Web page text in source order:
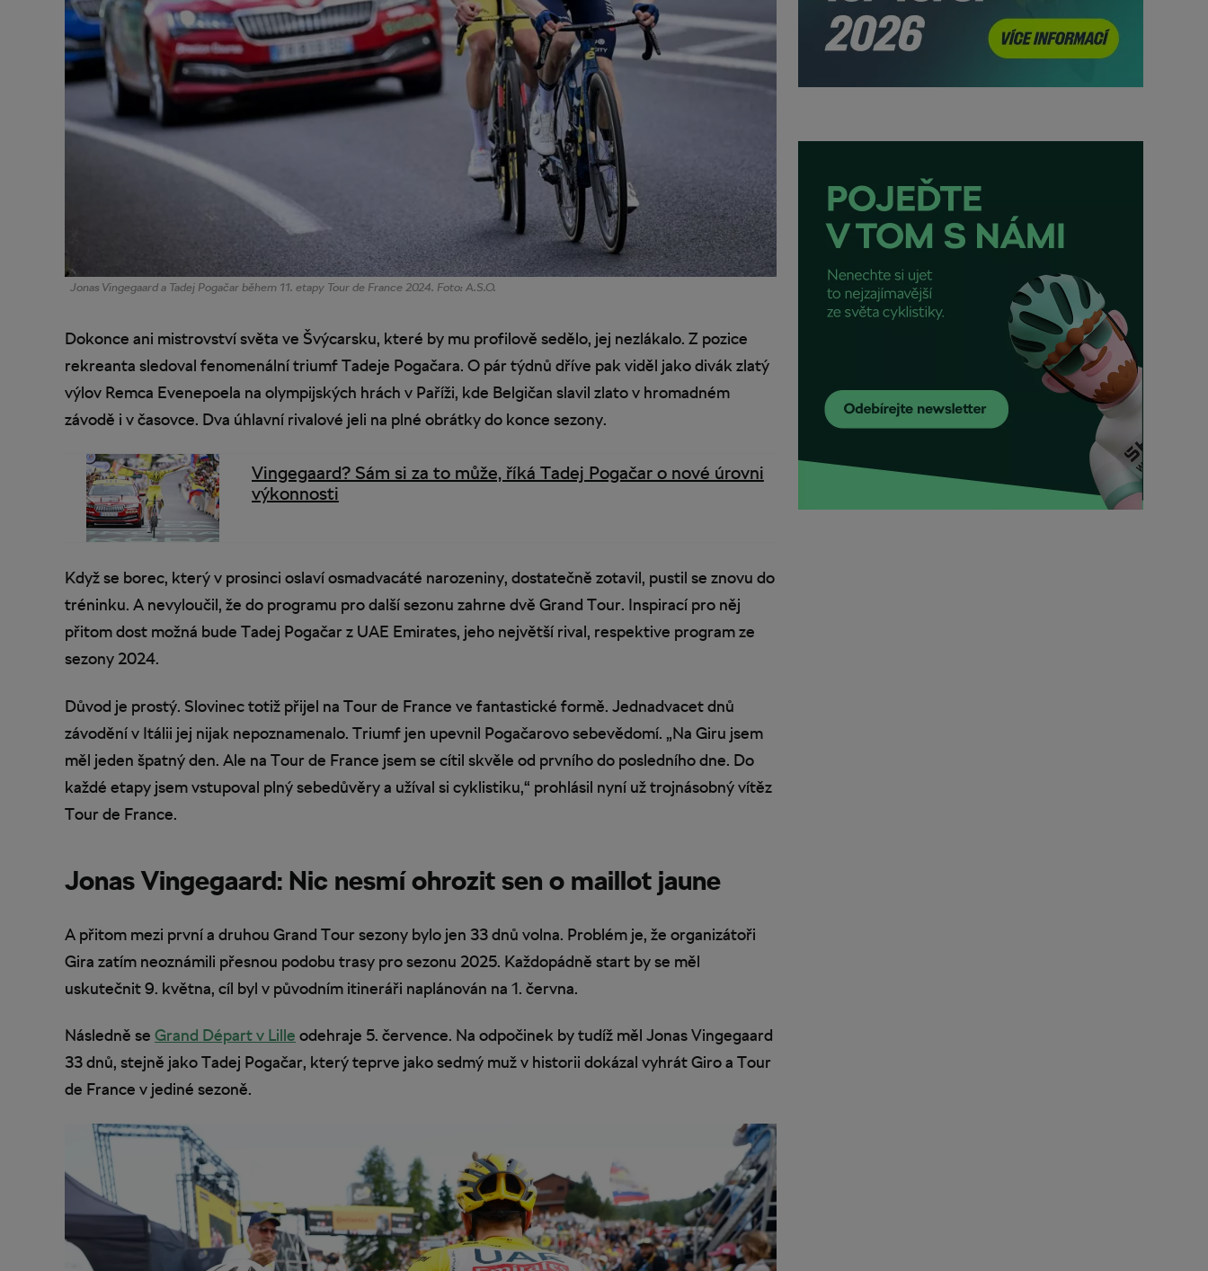
Jonas Vingegaard a Tadej Pogačar během 11. etapy Tour de France 2024. Foto: A.S.O.
Dokonce ani mistrovství světa ve Švýcarsku, které by mu profilově sedělo, jej nezlákalo. Z pozice
rekreanta sledoval fenomenální triumf Tadeje Pogačara. O pár týdnů dříve pak viděl jako divák zlatý
výlov Remca Evenepoela na olympijských hrách v Paříži, kde Belgičan slavil zlato v hromadném
závodě i v časovce. Dva úhlavní rivalové jeli na plné obrátky do konce sezony.
Vingegaard? Sám si za to může, říká Tadej Pogačar o nové úrovni
výkonnosti
Když se borec, který v prosinci oslaví osmadvacáté narozeniny, dostatečně zotavil, pustil se znovu do
tréninku. A nevyloučil, že do programu pro další sezonu zahrne dvě Grand Tour. Inspirací pro něj
přitom dost možná bude Tadej Pogačar z UAE Emirates, jeho největší rival, respektive program ze
sezony 2024.
Důvod je prostý. Slovinec totiž přijel na Tour de France ve fantastické formě. Jednadvacet dnů
závodění v Itálii jej nijak nepoznamenalo. Triumf jen upevnil Pogačarovo sebevědomí. „Na Giru jsem
měl jeden špatný den. Ale na Tour de France jsem se cítil skvěle od prvního do posledního dne. Do
každé etapy jsem vstupoval plný sebedůvěry a užíval si cyklistiku,“ prohlásil nyní už trojnásobný vítěz
Tour de France.
Jonas Vingegaard: Nic nesmí ohrozit sen o maillot jaune
A přitom mezi první a druhou Grand Tour sezony bylo jen 33 dnů volna. Problém je, že organizátoři
Gira zatím neoznámili přesnou podobu trasy pro sezonu 2025. Každopádně start by se měl
uskutečnit 9. května, cíl byl v původním itineráři naplánován na 1. června.
Následně se Grand Départ v Lille odehraje 5. července. Na odpočinek by tudíž měl Jonas Vingegaard
33 dnů, stejně jako Tadej Pogačar, který teprve jako sedmý muž v historii dokázal vyhrát Giro a Tour
de France v jediné sezoně.